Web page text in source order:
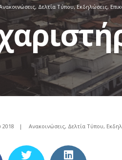
, Δελτία Τύπου,Εκδηλώσεις,
2018 | Ανακοινώσεις, Δελτία Τύπου,